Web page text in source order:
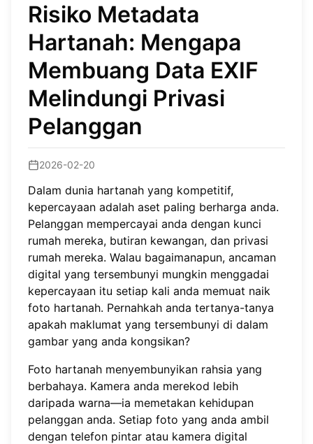
Risiko Metadata
Hartanah: Mengapa
Membuang Data EXIF
Melindungi Privasi
Pelanggan
2026-02-20
Dalam dunia hartanah yang kompetitif,
kepercayaan adalah aset paling berharga anda.
Pelanggan mempercayai anda dengan kunci
rumah mereka, butiran kewangan, dan privasi
rumah mereka. Walau bagaimanapun, ancaman
digital yang tersembunyi mungkin menggadai
kepercayaan itu setiap kali anda memuat naik
foto hartanah. Pernahkah anda tertanya-tanya
apakah maklumat yang tersembunyi di dalam
gambar yang anda kongsikan?
Foto hartanah menyembunyikan rahsia yang
berbahaya. Kamera anda merekod lebih
daripada warna—ia memetakan kehidupan
pelanggan anda. Setiap foto yang anda ambil
dengan telefon pintar atau kamera digital